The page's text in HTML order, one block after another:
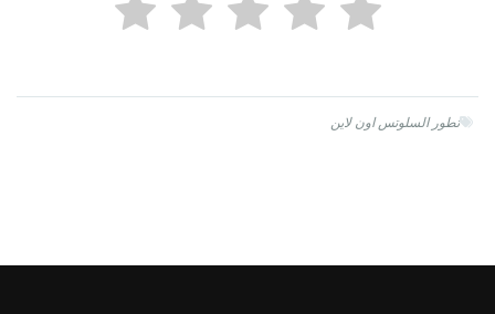
تطور السلوتس اون لاين